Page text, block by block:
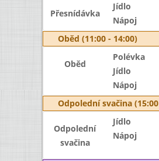
Přesnídávka
Jídlo
Nápoj
Oběd (11:00 - 14:00)
Oběd
Polévka
Jídlo
Nápoj
Odpolední svačina
Odpolední
svačina
Jídlo
Nápoj